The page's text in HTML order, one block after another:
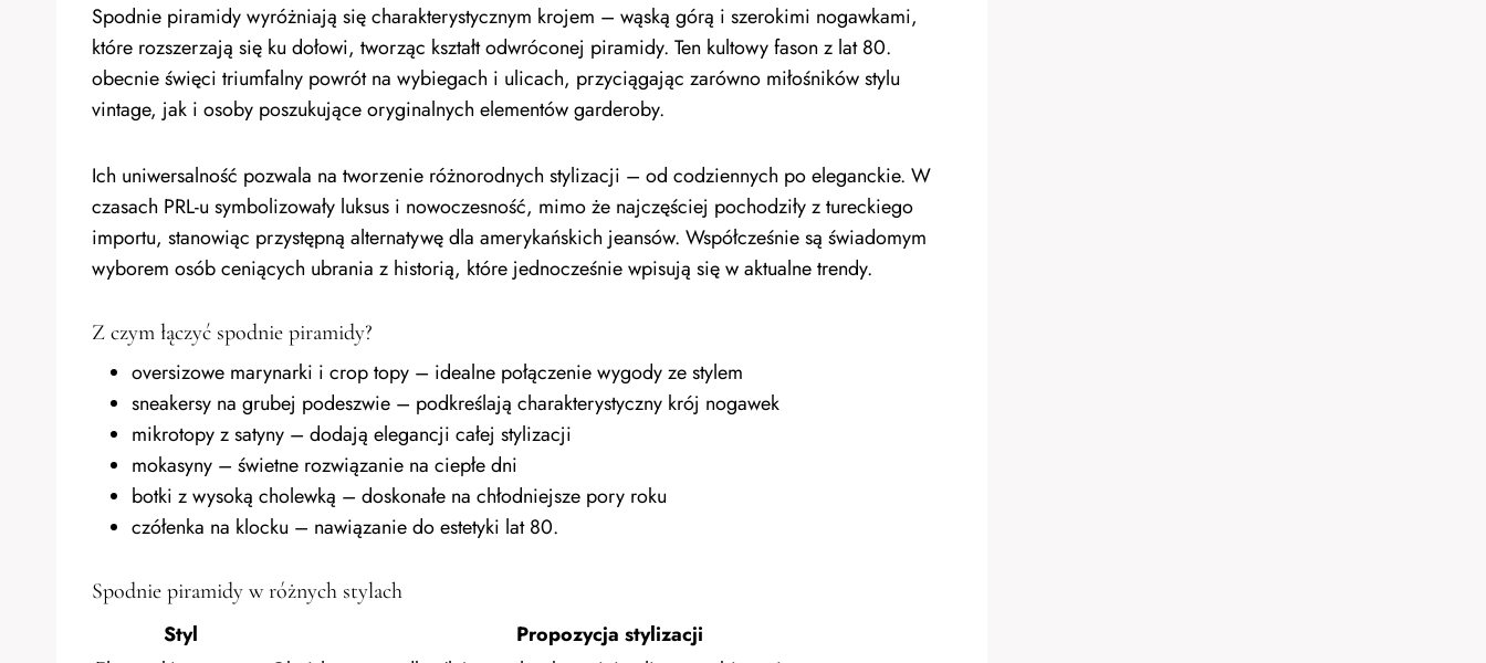
Spodnie piramidy wyróżniają się charakterystycznym krojem – wąską górą i szerokimi nogawkami,
które rozszerzają się ku dołowi, tworząc kształt odwróconej piramidy. Ten kultowy fason z lat 80.
obecnie święci triumfalny powrót na wybiegach i ulicach, przyciągając zarówno miłośników stylu
vintage, jak i osoby poszukujące oryginalnych elementów garderoby.
Ich uniwersalność pozwala na tworzenie różnorodnych stylizacji – od codziennych po eleganckie. W
czasach PRL-u symbolizowały luksus i nowoczesność, mimo że najczęściej pochodziły z tureckiego
importu, stanowiąc przystępną alternatywę dla amerykańskich jeansów. Współcześnie są świadomym
wyborem osób ceniących ubrania z historią, które jednocześnie wpisują się w aktualne trendy.
Z czym łączyć spodnie piramidy?
oversizowe marynarki i crop topy – idealne połączenie wygody ze stylem
sneakersy na grubej podeszwie – podkreślają charakterystyczny krój nogawek
mikrotopy z satyny – dodają elegancji całej stylizacji
mokasyny – świetne rozwiązanie na ciepłe dni
botki z wysoką cholewką – doskonałe na chłodniejsze pory roku
czółenka na klocku – nawiązanie do estetyki lat 80.
Spodnie piramidy w różnych stylach
Styl
Propozycja stylizacji